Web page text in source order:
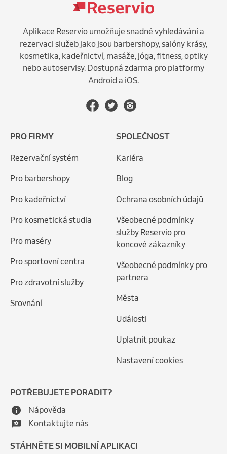
Aplikace Reservio umožňuje snadné vyhledávání a
rezervaci služeb jako jsou barbershopy, salóny krásy,
kosmetika, kadeřnictví, masáže, jóga, fitness, optiky
nebo autoservisy. Dostupná zdarma pro platformy
Android a iOS.
PRO FIRMY
Rezervační systém
Pro barbershopy
Pro kadeřnictví
Pro kosmetická studia
Pro maséry
Pro sportovní centra
Pro zdravotní služby
Srovnání
SPOLEČNOST
Kariéra
Blog
Ochrana osobních údajů
Všeobecné podmínky
služby Reservio pro
koncové zákazníky
Všeobecné podmínky pro
partnera
Města
Události
Uplatnit poukaz
Nastavení cookies
POTŘEBUJETE PORADIT?
Nápověda
Kontaktujte nás
STÁHNĚTE SI MOBILNÍ APLIKACI